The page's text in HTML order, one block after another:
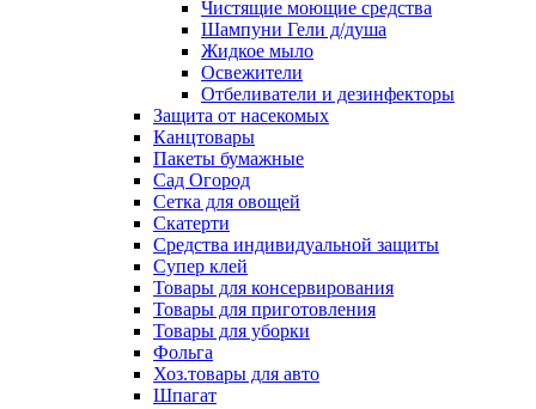
Чистящие моющие средства
Шампуни Гели д/душа
Жидкое мыло
Освежители
Отбеливатели и дезинфекторы
Защита от насекомых
Канцтовары
Пакеты бумажные
Сад Огород
Сетка для овощей
Скатерти
Средства индивидуальной защиты
Супер клей
Товары для консервирования
Товары для приготовления
Товары для уборки
Фольга
Хоз.товары для авто
Шпагат